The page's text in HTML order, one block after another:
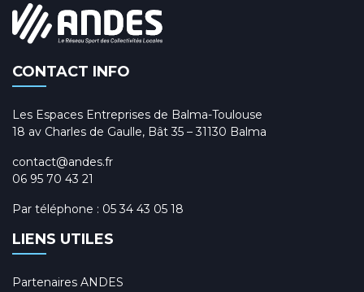
CONTACT INFO
Les Espaces Entreprises de Balma-Toulouse
18 av Charles de Gaulle, Bât 35 – 31130 Balma
contact@andes.fr
06 95 70 43 21
Par téléphone : 05 34 43 05 18
LIENS UTILES
Partenaires ANDES